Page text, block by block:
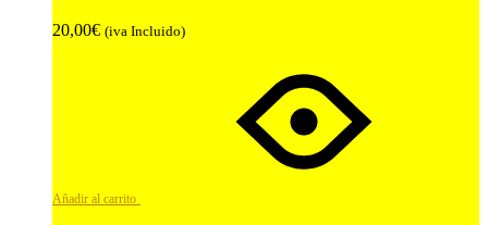
20,00€ (iva Incluido)
Añadir al carrito